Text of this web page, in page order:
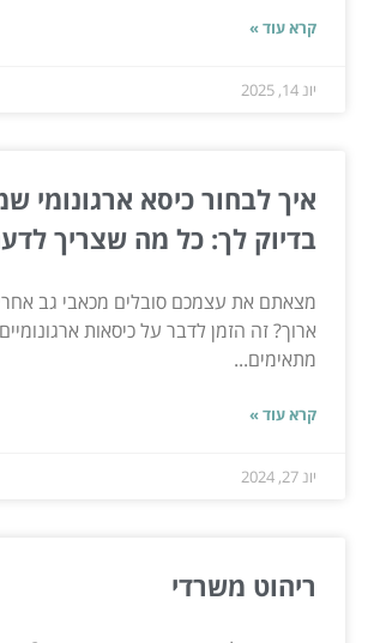
קרא עוד »
יונ 14, 2025
איך לבחור כיסא ארגונומי
בדיוק לך: כל מה שצריך
מצאתם את עצמכם סובלים מכאבי גב
ארוך? זה הזמן לדבר על כיסאות
מתאימים...
קרא עוד »
יונ 27, 2024
ריהוט משרדי